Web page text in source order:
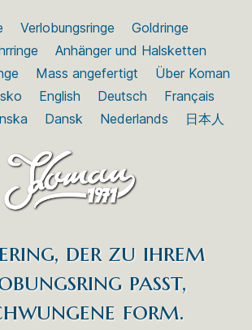
Verlobungsringe
Goldringe
Anhänger und Halsketten
Mass angefertigt
Über Koman
English Deutsch
Français
Dansk Nederlands 日本人
der zu ihrem
passt,
form.